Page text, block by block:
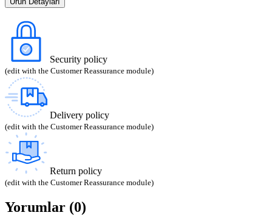
Security policy
(edit with the Customer Reassurance module)
Delivery policy
(edit with the Customer Reassurance module)
Return policy
(edit with the Customer Reassurance module)
Yorumlar (0)